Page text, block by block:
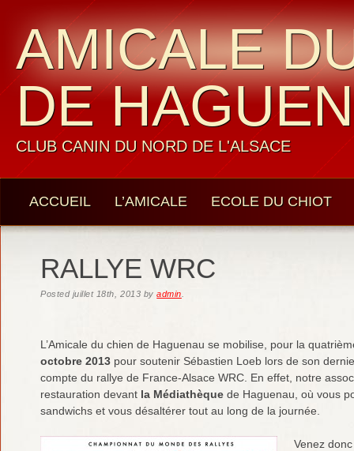
AMICALE
DE
CLUB CANIN DU NORD DE L'ALSACE
ACCUEIL L’AMICALE ECOLE DU CHIOT
RALLYE WRC
Posted juillet 18th, 2013 byadmin
L’Amicale du chien de Haguenau se mobilise, pour la
octobre 2013 pour soutenir Sébastien Loeb lors de son
compte du rallye de France-Alsace WRC. En effet, notre
restauration devant la Médiathèque de Haguenau, où vous
sandwichs et vous désaltérer tout au long de la journée.
Venez